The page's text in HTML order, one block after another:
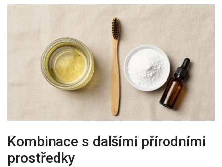
Kombinace s dalšími přírodními
prostředky